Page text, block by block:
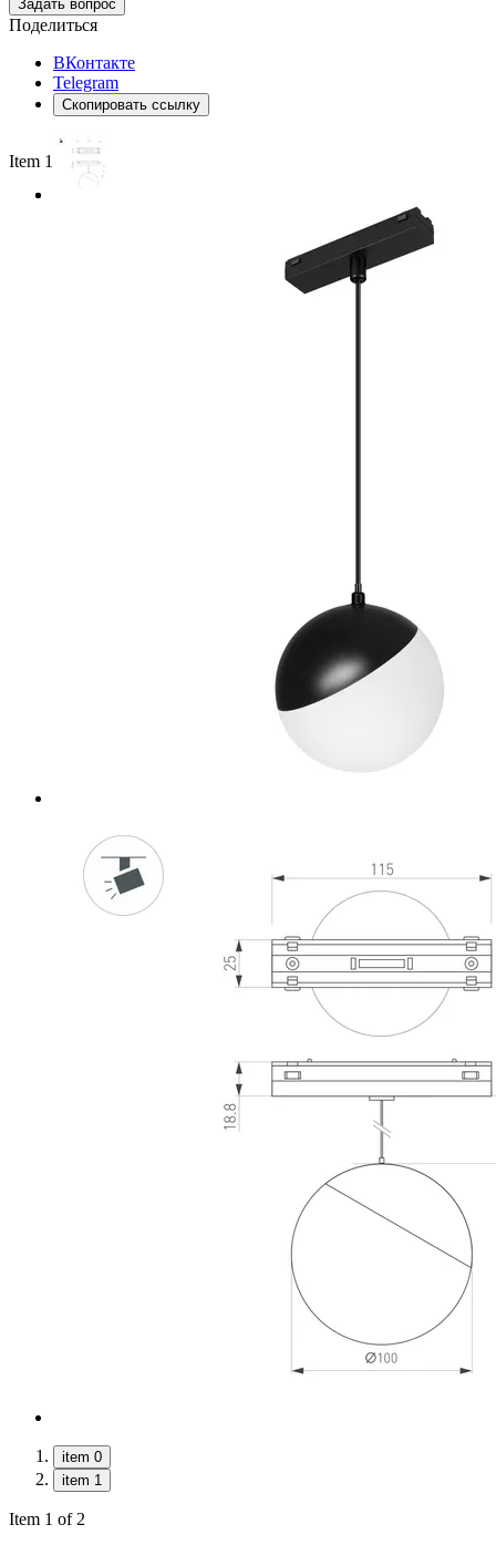
Задать вопрос
Поделиться
ВКонтакте
Telegram
Скопировать ссылку
Item 1 of 2
item 0
item 1
Item 1 of 2